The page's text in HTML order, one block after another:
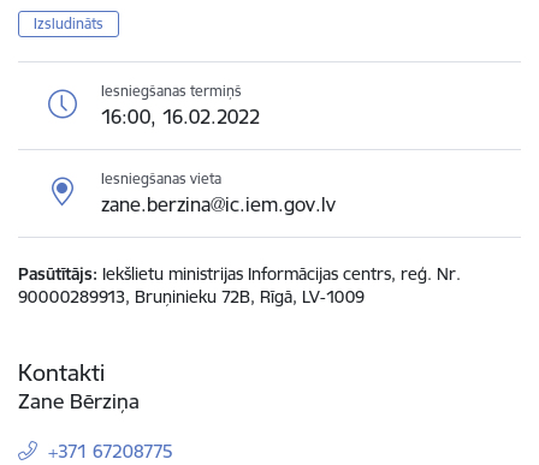
Izsludināts
Iesniegšanas termiņš
16:00, 16.02.2022
Iesniegšanas vieta
zane.berzina@ic.iem.gov.lv
Pasūtītājs Iekšlietu ministrijas Informācijas centrs, reģ. Nr.
90000289913, Bruņinieku 72B, Rīgā, LV-1009
Kontakti
Zane Bērziņa
+371 67208775